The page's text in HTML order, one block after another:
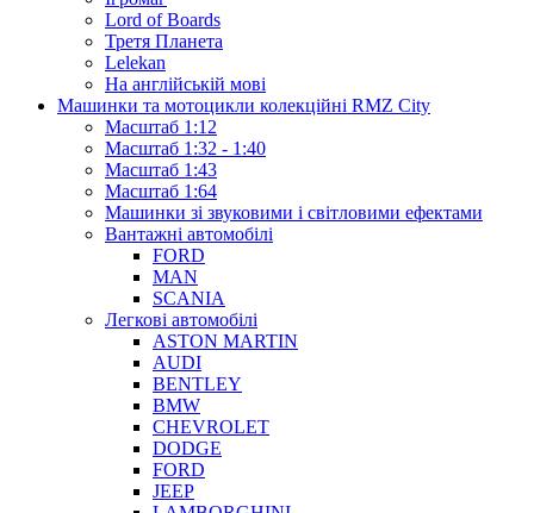
Lord of Boards
Третя Планета
Lelekan
На англійській мові
Машинки та мотоцикли колекційні RMZ City
Масштаб 1:12
Масштаб 1:32 - 1:40
Масштаб 1:43
Масштаб 1:64
Машинки зі звуковими і світловими ефектами
Вантажні автомобілі
FORD
MAN
SCANIA
Легкові автомобілі
ASTON MARTIN
AUDI
BENTLEY
BMW
CHEVROLET
DODGE
FORD
JEEP